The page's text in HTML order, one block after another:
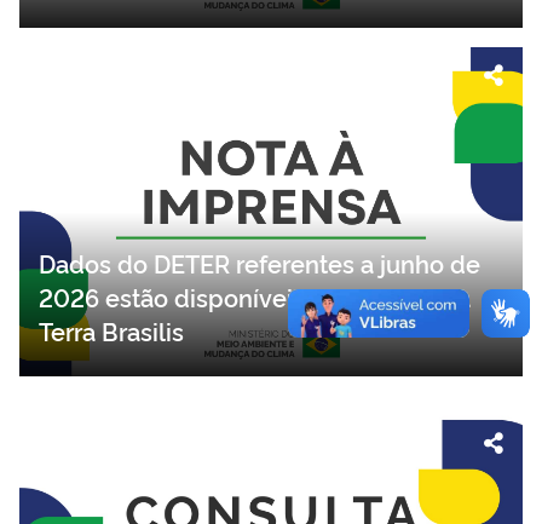
Dados do DETER referentes a junho de
2026 estão disponíveis na plataforma
Terra Brasilis